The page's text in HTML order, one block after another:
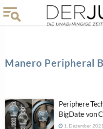
Manero Peripheral
Periphere
BigDate von
1. Dezember 2021